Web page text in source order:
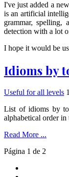
I've just added a
is an artificial
grammar, spelling,
detection with a lot
I hope it would be
Idioms by
Useful for all levels
List of idioms by
alphabetical order in
Read More ...
Página 1 de 2